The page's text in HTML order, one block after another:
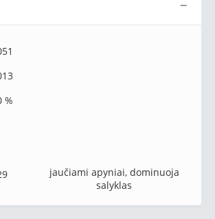
−
%
jaučiami apyniai, dominuoja
salyklas